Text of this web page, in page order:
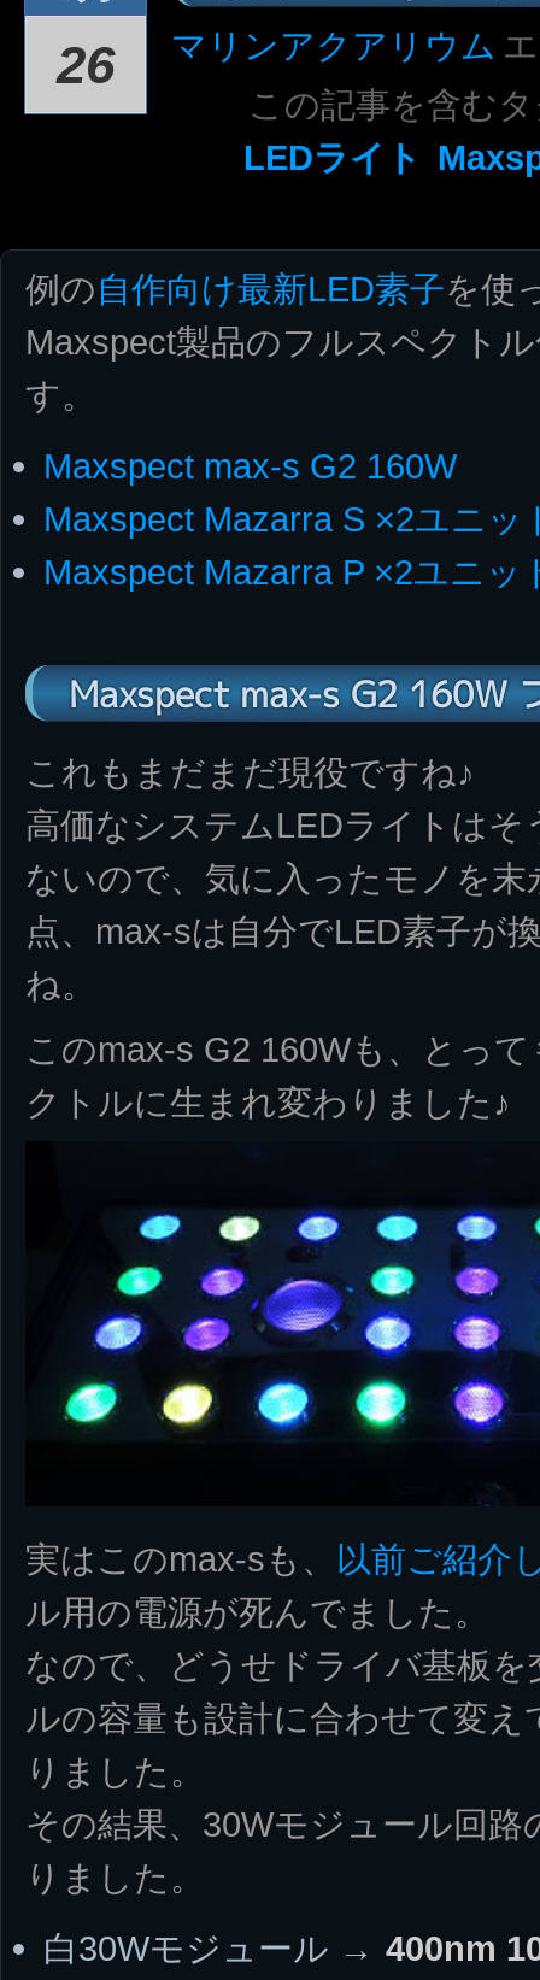
26 マリンアクアリウム
この記事を含む
LEDライト
例の自作向け最新LED素子を使
Maxspect製品のフルスペクト
す。
Maxspect max-s G2 160W
Maxspect Mazarra S ×2ユニッ
Maxspect Mazarra P ×2ユニッ
Maxspect max-s G2 160W
これもまだまだ現役ですね♪
高価なシステムLEDライトは
ないので、気に入ったモノを
点、max-sは自分でLED素子が
ね。
このmax-s G2 160Wも、とっ
クトルに生まれ変わりました♪
実はこのmax-sも、
以前ご紹介
ル用の電源が死んでました。
なので、どうせドライバ基板
ルの容量も設計に合わせて変
りました。
その結果、30Wモジュール回
りました。
白30Wモジュール → 400nm